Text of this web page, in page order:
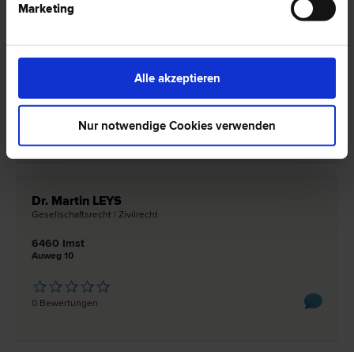
Marketing
Alle akzeptieren
Nur notwendige Cookies verwenden
Dr. Esther PECHTL SCHATZ
Scheidungs­recht | Familien­recht | Erb­recht | Gesellschafts­recht |
0 Bewertungen
Dr. Martin LEYS
Gesellschafts­recht | Zivil­recht
6460 Imst
Auweg 10
0 Bewertungen